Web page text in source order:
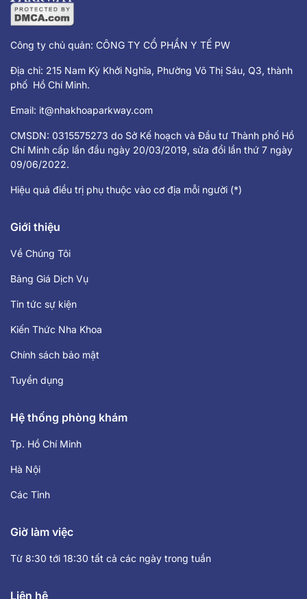
Công ty chủ quản: CÔNG TY CỔ PHẦN Y TẾ PW
Địa chỉ: 215 Nam Kỳ Khởi Nghĩa, Phường Võ Thị Sáu, Q3, thành
phố Hồ Chí Minh.
Email: it@nhakhoaparkway.com
CMSDN: 0315575273 do Sở Kế hoạch và Đầu tư Thành phố Hồ
Chí Minh cấp lần đầu ngày 20/03/2019, sửa đổi lần thứ 7 ngày
09/06/2022.
Hiệu quả điều trị phụ thuộc vào cơ địa mỗi người (*)
Giới thiệu
Về Chúng Tôi
Bảng Giá Dịch Vụ
Tin tức sự kiện
Kiến Thức Nha Khoa
Chính sách bảo mật
Tuyển dụng
Hệ thống phòng khám
Tp. Hồ Chí Minh
Hà Nội
Các Tỉnh
Giờ làm việc
Từ 8:30 tới 18:30 tất cả các ngày trong tuần
Liên hệ